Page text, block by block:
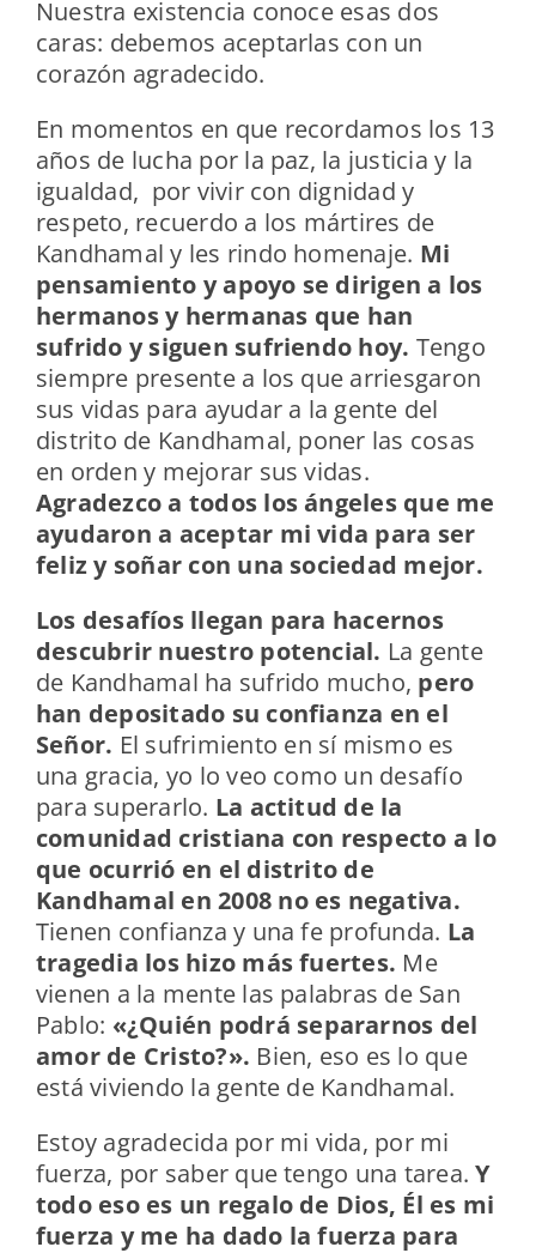
Nuestra existencia conoce esas dos
caras: debemos aceptarlas con un
corazón agradecido.
En momentos en que recordamos los 13
años de lucha por la paz, la justicia y la
igualdad, por vivir con dignidad y
respeto, recuerdo a los mártires de
Kandhamal y les rindo homenaje. Mi
pensamiento y apoyo se dirigen a los
hermanos y hermanas que han
sufrido y siguen sufriendo hoy. Tengo
siempre presente a los que arriesgaron
sus vidas para ayudar a la gente del
distrito de Kandhamal, poner las cosas
en orden y mejorar sus vidas.
Agradezco a todos los ángeles que me
ayudaron a aceptar mi vida para ser
feliz y soñar con una sociedad mejor.
Los desafíos llegan para hacernos
descubrir nuestro potencial. La gente
de Kandhamal ha sufrido mucho, pero
han depositado su confianza en el
Señor. El sufrimiento en sí mismo es
una gracia, yo lo veo como un desafío
para superarlo. La actitud de la
comunidad cristiana con respecto a lo
que ocurrió en el distrito de
Kandhamal en 2008 no es negativa.
Tienen confianza y una fe profunda. La
tragedia los hizo más fuertes. Me
vienen a la mente las palabras de San
Pablo: «¿Quién podrá separarnos del
amor de Cristo?». Bien, eso es lo que
está viviendo la gente de Kandhamal.
Estoy agradecida por mi vida, por mi
fuerza, por saber que tengo una tarea.Y
todo eso es un regalo de Dios, Él es mi
fuerza y ​​me ha dado la fuerza para